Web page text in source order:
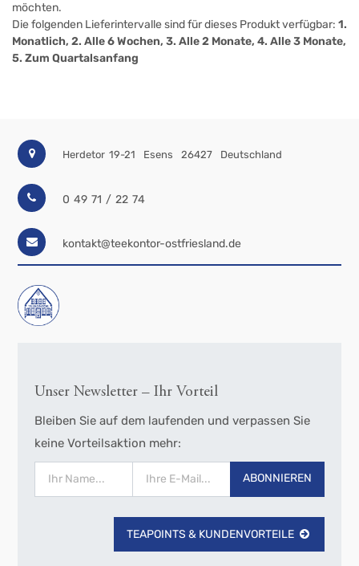
möchten.
Die folgenden Lieferintervalle sind für dieses Produkt verfügbar: 1.
Monatlich, 2. Alle 6 Wochen, 3. Alle 2 Monate, 4. Alle 3 Monate,
5. Zum Quartalsanfang
Herdetor 19-21 Esens 26427 Deutschland
0 49 71 / 22 74
kontakt@teekontor-ostfriesland.de
Unser Newsletter – Ihr Vorteil
Bleiben Sie auf dem laufenden und verpassen Sie
keine Vorteilsaktion mehr:
ABONNIEREN
TEAPOINTS & KUNDENVORTEILE